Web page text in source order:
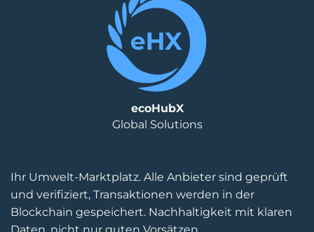
Ihr Umwelt-Marktplatz. Alle Anbieter sind geprüft
und verifiziert, Transaktionen werden in der
Blockchain gespeichert. Nachhaltigkeit mit klaren
ecoHubX
Global Solutions